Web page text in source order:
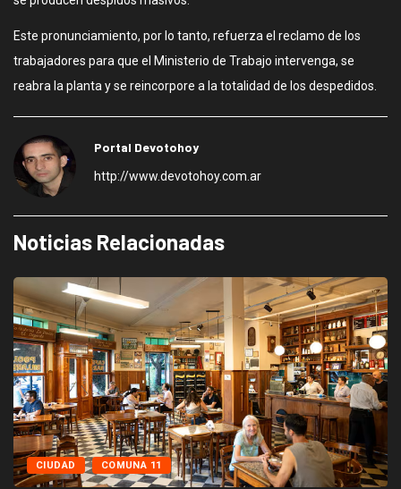
Este pronunciamiento, por lo tanto, refuerza el reclamo de los
trabajadores para que el Ministerio de Trabajo intervenga, se
reabra la planta y se reincorpore a la totalidad de los despedidos.
Portal Devotohoy
http://www.devotohoy.com.ar
Noticias Relacionadas
CIUDAD COMUNA 11